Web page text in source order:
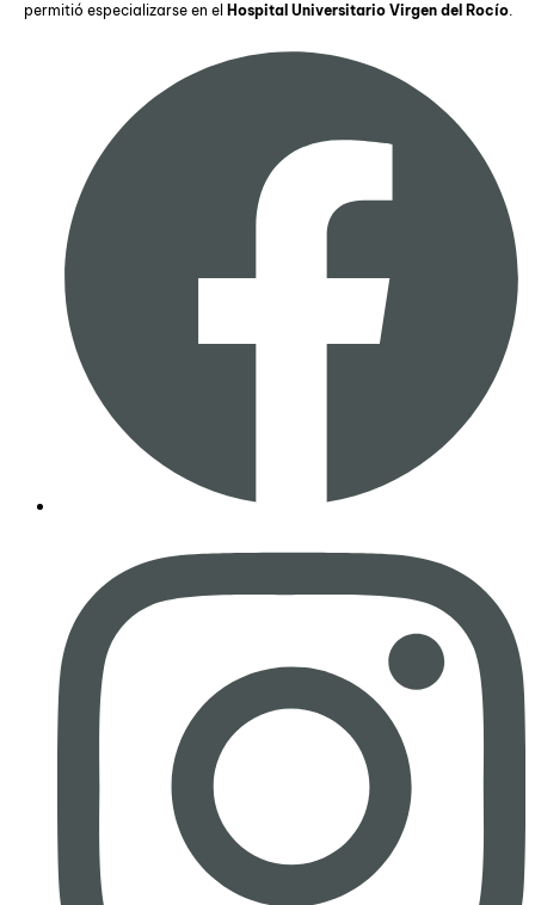
permitió especializarse en el Hospital Universitario Virgen del Rocío.